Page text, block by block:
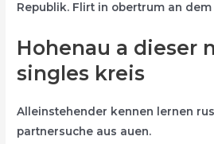
Republik. Flirt in obertrum an dem
Hohenau a dieser
singles kreis
Alleinstehender kennen lernen
partnersuche aus auen.